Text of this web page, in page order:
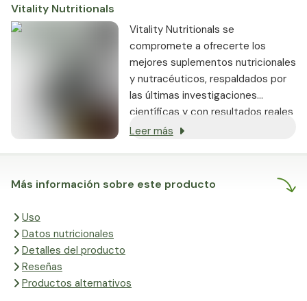
Más información sobre este producto
Uso
Datos nutricionales
Detalles del producto
Reseñas
Productos alternativos
Vitality Nutritionals
Vitality Nutritionals se
compromete a ofrecerte los
mejores suplementos nutricionales
y nutracéuticos, respaldados por
las últimas investigaciones
científicas y con resultados reales
demostrados.
Leer más